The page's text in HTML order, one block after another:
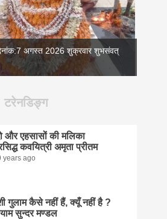
अगस्त 2026 शुक्रवार शुभसंवत्
टरेनडिङ्ग
और एहसासों की मलिका
कवयित्री अमृता प्रीतम
years ago
गुलाम कैसे नहीं हैं, क्यूँ नहीं है ?
सुन्दर मण्डल